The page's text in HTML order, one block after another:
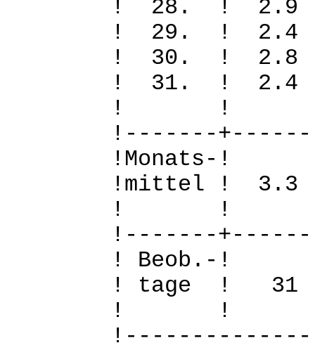
! 28. !
! 29. !
! 30. !
! 31. !
!
!-------
!mittel ! 3.3
!
!-------
!
! tage !
!